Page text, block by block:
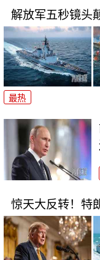
解放军五秒镜头
最热
惊天大反转！特